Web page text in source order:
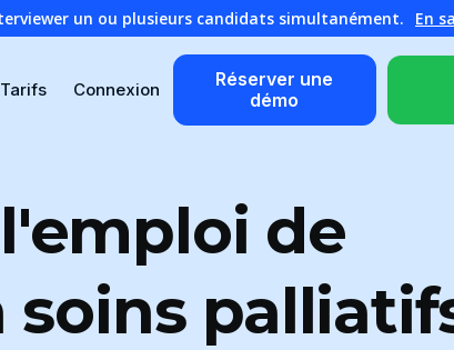
un ou plusieurs candidats simultanément. En
Tarifs Connexion
Réserver une
démo
de
soins